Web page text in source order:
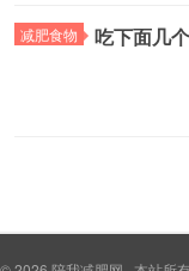
减肥食物 吃下面几